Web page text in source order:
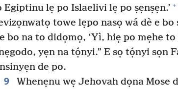
Egiptinu lẹ po Islaelivi lẹ po ṣẹnṣẹn.’ +
towe lẹpo nasọ wá dè e
bo na to didọmọ, ‘Yì, hiẹ po mẹhe to
yẹn na tọ́nyi.” E sọ tọ́nyi sọn
de po.
9
Whenẹnu wẹ Jehovah dọna Mose